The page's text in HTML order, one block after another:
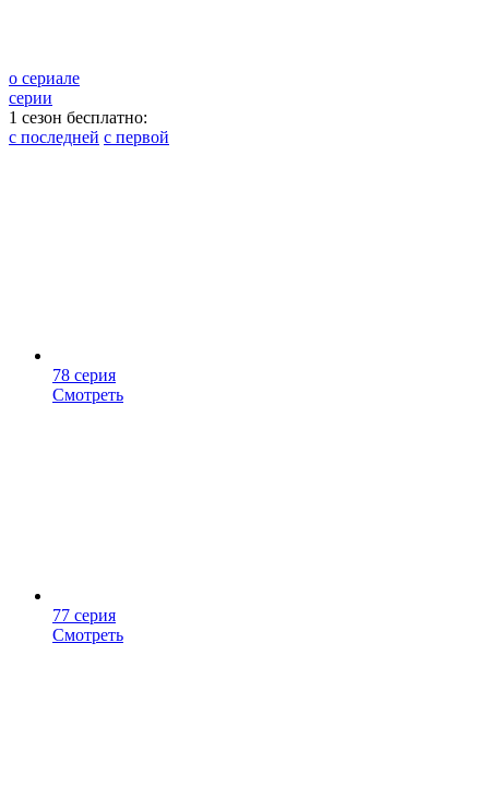
о сериале
серии
1 сезон бесплатно:
с последней с первой
78 серия
Смотреть
77 серия
Смотреть